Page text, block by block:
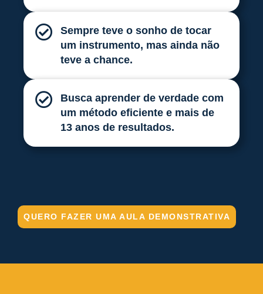
Sempre teve o sonho de tocar
um instrumento, mas ainda não
teve a chance.
Busca aprender de verdade com
um método eficiente e mais de
13 anos de resultados.
QUERO FAZER UMA AULA DEMONSTRATIVA